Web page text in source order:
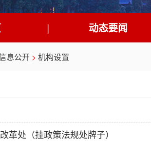
动态要闻
息公开 > 机构设置
革处（挂政策法规处牌子）